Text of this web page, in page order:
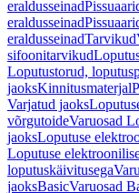
eraldusseinad
eraldusseinad
eraldusseinadTarvikud
sifoonitarvikud
Loputustorud,
jaoksKinnitusmaterjal
Varjatud jaoks
võrgutoideVaruosad
jaoksLoputuse
Loputuse
loputuskäivitusega
jaoksBasicVaruosad